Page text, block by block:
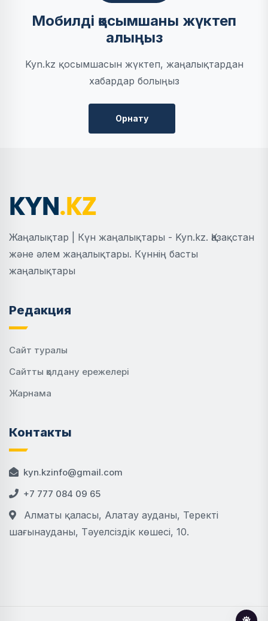
Мобилді қосымшаны жүктеп
алыңыз
Kyn.kz қосымшасын жүктеп, жаңалықтардан
хабардар болыңыз
Орнату
Жаңалықтар | Күн жаңалықтары - Kyn.kz. Қазақстан
және әлем жаңалықтары. Күннің басты
жаңалықтары
Редакция
Сайт туралы
Сайтты қолдану ережелері
Жарнама
Контакты
kyn.kzinfo@gmail.com
+7 777 084 09 65
Алматы қаласы, Алатау ауданы, Теректі
шағынауданы, Тәуелсіздік көшесі, 10.